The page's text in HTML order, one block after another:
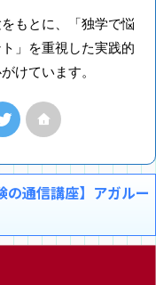
もとに、「独学で悩
」を重視した実践的
けています。
の通信講座】アガルー